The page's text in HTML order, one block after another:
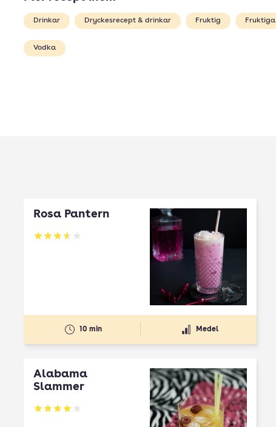
Drinkar Dryckesrecept & drinkar Fruktig
Vodka
Rosa Pantern
Betyg: 3.59 av 5
10 min Medel
Alabama
Slammer
Betyg: 4.05 av 5